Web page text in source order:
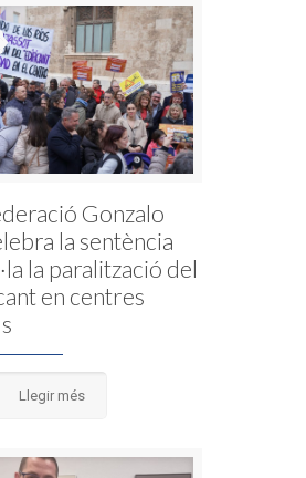
Gonzalo
la sentència
la paralització del
en centres
Llegir més